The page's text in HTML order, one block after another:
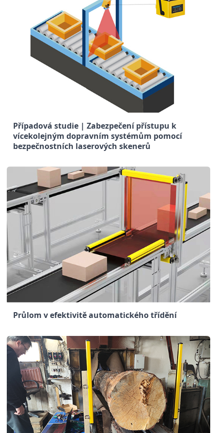
Případová studie | Zabezpečení přístupu k
vícekolejným dopravním systémům pomocí
bezpečnostních laserových skenerů
Průlom v efektivitě automatického třídění